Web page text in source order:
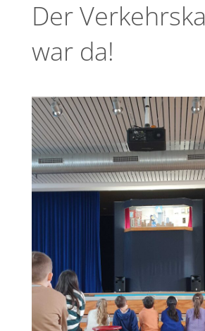
Der
war da!